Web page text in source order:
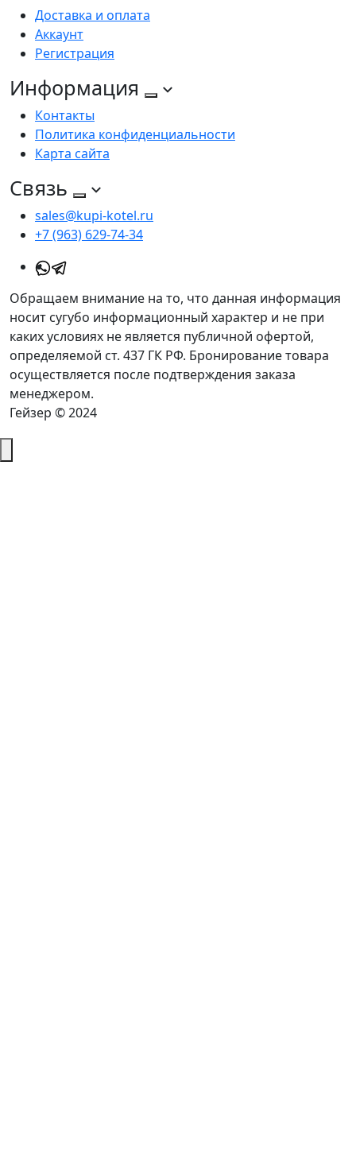
Доставка и оплата
Аккаунт
Регистрация
Информация
Контакты
Политика конфиденциальности
Карта сайта
Связь
sales@kupi-kotel.ru
+7 (963) 629-74-34
Обращаем внимание на то, что данная информация
носит сугубо информационный характер и не при
каких условиях не является публичной офертой,
определяемой ст. 437 ГК РФ. Бронирование товара
осуществляется после подтверждения заказа
менеджером.
Гейзер © 2024